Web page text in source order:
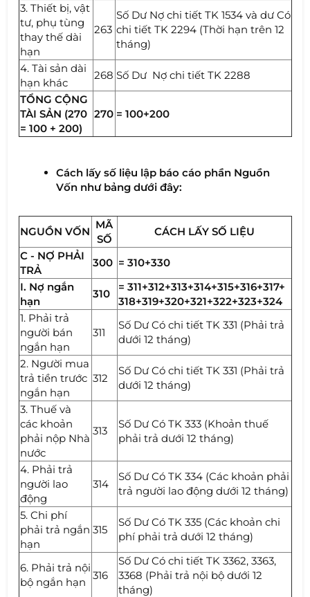
3. Thiết bị, vật
tư, phụ tùng
thay thế dài
hạn
263
Số Dư Nợ chi tiết TK 1534 và dư Có
chi tiết TK 2294 (Thời hạn trên 12
tháng)
4. Tài sản dài
hạn khác
268 Số Dư Nợ chi tiết TK 2288
TỔNG CỘNG
TÀI SẢN (270
= 100 + 200)
270 = 100+200
Cách lấy số liệu lập báo cáo phần Nguồn
Vốn như bảng dưới đây:
NGUỒN VỐN
MÃ
SỐ
CÁCH LẤY SỐ LIỆU
C - NỢ PHẢI
TRẢ
300 = 310+330
I. Nợ ngắn
hạn
310
= 311+312+313+314+315+316+317+
318+319+320+321+322+323+324
1. Phải trả
người bán
ngắn hạn
311
Số Dư Có chi tiết TK 331 (Phải trả
dưới 12 tháng)
2. Người mua
trả tiền trước
ngắn hạn
312
Số Dư Có chi tiết TK 331 (Phải trả
dưới 12 tháng)
3. Thuế và
các khoản
phải nộp Nhà
nước
313
Số Dư Có TK 333 (Khoản thuế
phải trả dưới 12 tháng)
4. Phải trả
người lao
động
314
Số Dư Có TK 334 (Các khoản phải
trả người lao động dưới 12 tháng)
5. Chi phí
phải trả ngắn
hạn
315
Số Dư Có TK 335 (Các khoản chi
phí phải trả dưới 12 tháng)
6. Phải trả nội
bộ ngắn hạn
316
Số Dư Có chi tiết TK 3362, 3363,
3368 (Phải trả nội bộ dưới 12
tháng)